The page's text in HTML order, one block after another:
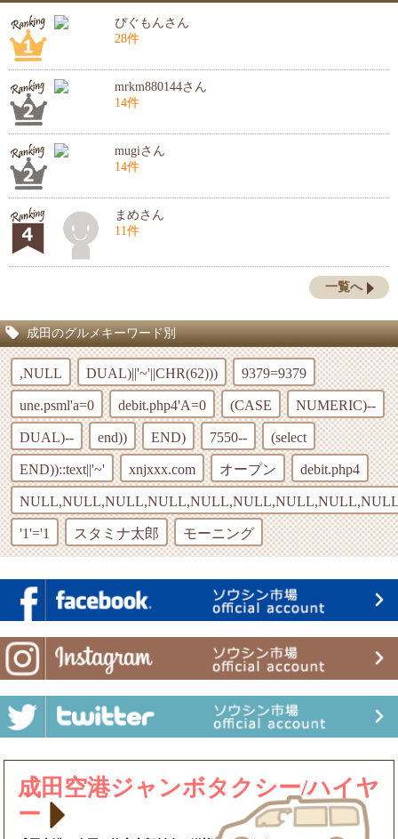
ぴぐもんさん
28件
mrkm880144さん
14件
mugiさん
14件
まめさん
11件
一覧へ
成田のグルメキーワード別
,NULL DUAL)||'~'||CHR(62))) 9379=9379
une.psml'a=0 debit.php4'A=0 (CASE NUMERIC)--
DUAL)-- end)) END) 7550-- (select
END))::text||'~' xnjxxx.com オープン debit.php4
'1'='1 スタミナ太郎 モーニング
成田空港ジャンボタクシー/ハイヤ
ー